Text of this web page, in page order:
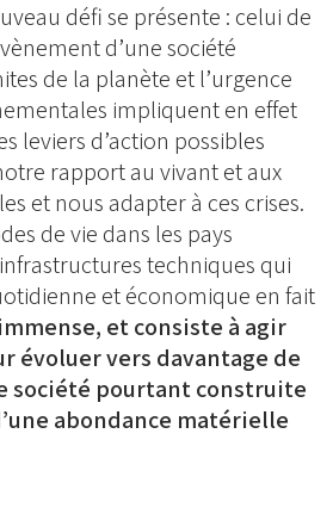
défi se présente : celui de
d’une société
de la planète et l’urgence
impliquent en effet
leviers d’action possibles
rapport au vivant et aux
et nous adapter à ces crises.
de vie dans les pays
techniques qui
et économique en fait
et consiste à agir
évoluer vers davantage de
société pourtant construite
abondance matérielle